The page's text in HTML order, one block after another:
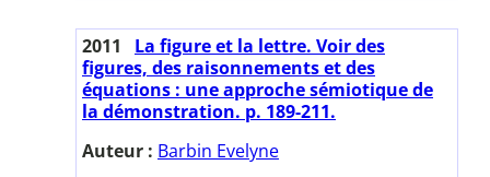
2011
La figure et la lettre. Voir des
figures, des raisonnements et des
équations : une approche sémiotique de
la démonstration. p. 189-211.
Auteur : Barbin Evelyne